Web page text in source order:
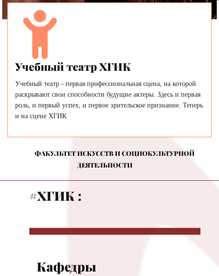
Учебный театр ХГИК
Учебный театр - первая профессиональная сцена, на которой
раскрывают свои способности будущие актеры. Здесь и первая
роль, и первый успех, и первое зрительское признание. Теперь
и на сцене ХГИК
ФАКУЛЬТЕТ ИСКУССТВ И СОЦИОКУЛЬТУРНОЙ
ДЕЯТЕЛЬНОСТИ
#ХГИК :
Кафедры